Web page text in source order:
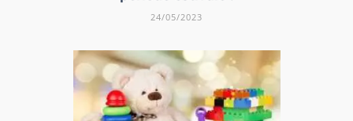
24/05/2023